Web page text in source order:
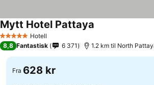
5 Stjerner Hotell
Mytt Hotel Pattaya
8,8 Fantastisk 6 371 1.2 km til North
Fra 628 kr